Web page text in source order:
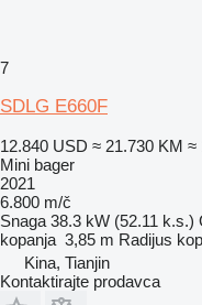
7
SDLG E660F
12.840 USD ≈ 21.730 KM ≈
Mini bager
2021
6.800 m/č
Snaga 38.3 kW (52.11 k.s.)
kopanja 3,85 m Radijus
Kina, Tianjin
Kontaktirajte prodavca